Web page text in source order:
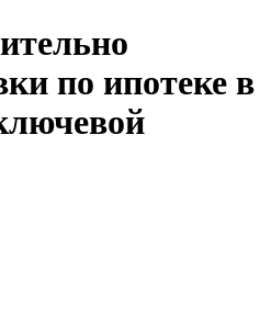
по ипотеке в